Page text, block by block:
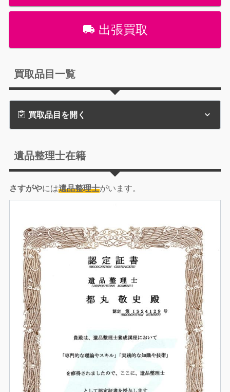
出張買取
買取品目一覧
買取品目を開く
遺品整理士在籍
さすがやには遺品整理士がいます。